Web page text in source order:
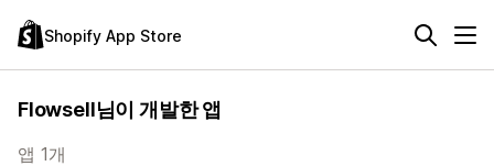
Shopify App Store
Flowsell님이 개발한 앱
앱 1개